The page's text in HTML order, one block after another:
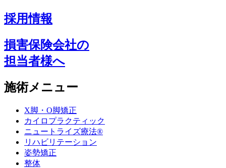
採用情報
損害保険会社の
担当者様へ
施術メニュー
X脚・O脚矯正
カイロプラクティック
ニュートライズ療法®
リハビリテーション
姿勢矯正
整体